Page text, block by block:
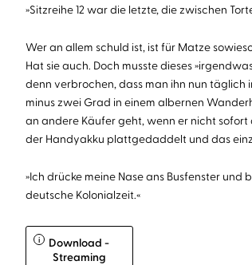
»Sitzreihe 12 war die letzte, die zwischen
Wer an allem schuld ist, ist für Matze
Hat sie auch. Doch musste dieses
denn verbrochen, dass man ihn nun täglich
minus zwei Grad in einem albernen
an andere Käufer geht, wenn er nicht
der Handyakku plattgedaddelt und das
»Ich drücke meine Nase ans Busfenster
deutsche Kolonialzeit.«
i
Download -
Streaming